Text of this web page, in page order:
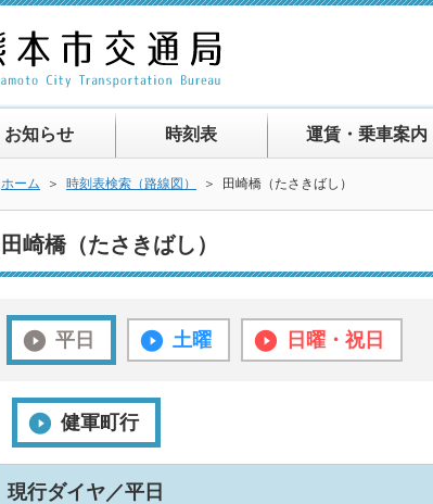
お知らせ 時刻表 運賃・乗車案内
ホーム ＞ 時刻表検索（路線図） ＞ 田崎橋（たさきばし）
田崎橋（たさきばし）
平日 土曜 日曜・祝日
健軍町行
現行ダイヤ／平日